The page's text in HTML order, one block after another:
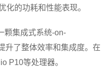
的功耗和性能表现。
颗集成式系统-on-
升了整体效率和集成度。在
P10等处理器。